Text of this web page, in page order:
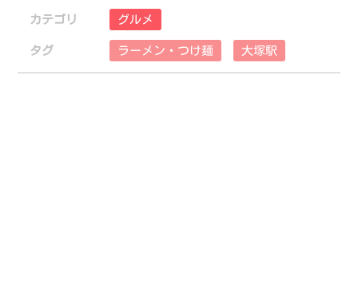
カテゴリ グルメ
タグ ラーメン・つけ麺 大塚駅